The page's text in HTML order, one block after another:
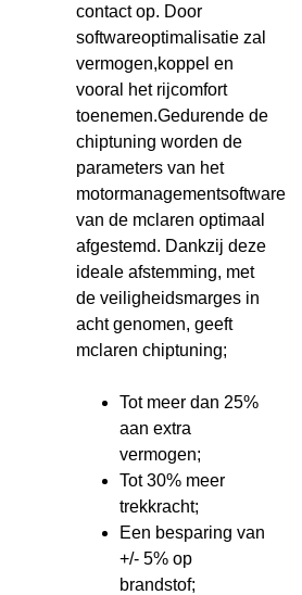
contact op. Door
softwareoptimalisatie zal
vermogen,koppel en
vooral het rijcomfort
toenemen.Gedurende de
chiptuning worden de
parameters van het
motormanagementsoftware
van de mclaren optimaal
afgestemd. Dankzij deze
ideale afstemming, met
de veiligheidsmarges in
acht genomen, geeft
mclaren chiptuning;
Tot meer dan 25%
aan extra
vermogen;
Tot 30% meer
trekkracht;
Een besparing van
+/- 5% op
brandstof;